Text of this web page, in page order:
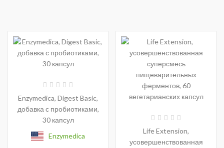
Enzymedica, Digest Basic,
добавка с пробиотиками,
30 капсул
Enzymedica
Life Extension,
усовершенствованная